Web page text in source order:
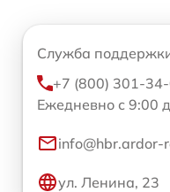
Служба
+7 (800) 301-
Ежедневно с 9:00
info@hbr.ardor-
ул. Ленина, 23